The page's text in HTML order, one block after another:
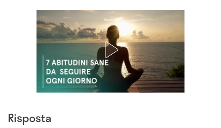
Risposta